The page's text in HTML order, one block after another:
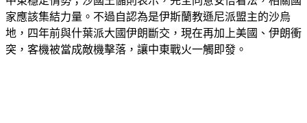
地，四年前與什葉派大國伊朗斷交，現在再加上美國、伊朗衝
突，客機被當成敵機擊落，讓中東戰火一觸即發。